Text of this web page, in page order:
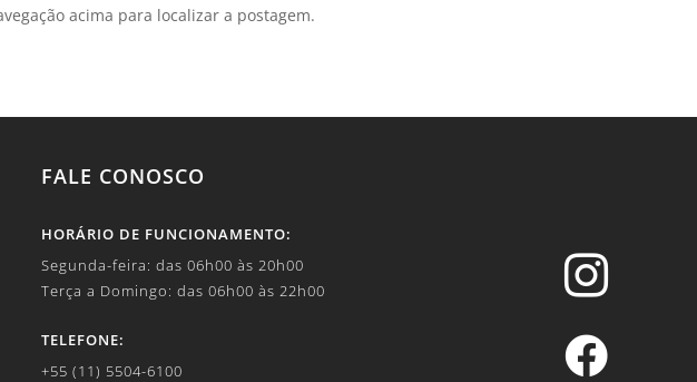
acima para localizar a postagem.
FALE CONOSCO
HORÁRIO DE FUNCIONAMENTO:
Segunda-feira: das 06h00 às 20h00
Terça a Domingo: das 06h00 às 22h00
TELEFONE:
+55 (11) 5504-6100

